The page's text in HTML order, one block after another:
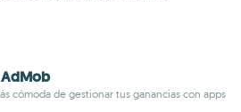
cómoda de gestionar tus ganancias con apps